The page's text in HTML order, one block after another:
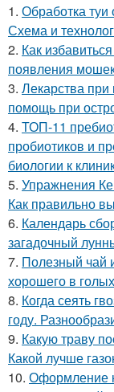
1. Обработка туи
Схема и
2. Как
появления
3. Лекарства
помощь при
4. ТОП-11
пробиотиков и
биологии к
5. Упражнения
Как правильно
6. Календарь
загадочный
7. Полезный чай
хорошего в
8. Когда сеять
году.
9. Какую траву
Какой лучше
10. Оформление